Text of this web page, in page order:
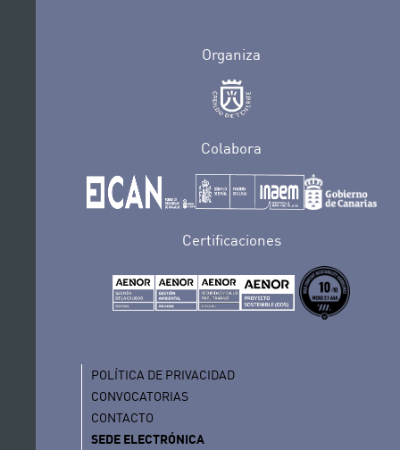
Organiza
Colabora
Certificaciones
POLÍTICA DE PRIVACIDAD
CONVOCATORIAS
CONTACTO
SEDE ELECTRÓNICA